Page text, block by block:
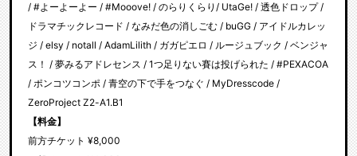
/ #よーよーよー / #Mooove! / のらりくらり/ UtaGe! / 透色ドロップ /
ドラマチックレコード / なみだ色の消しごむ / buGG / アイドルカレッ
ジ / elsy / notall / AdamLilith / ガガピエロ / ルージュブック / ベンジャ
ス！ / 夢みるアドレセンス / 1つ足りない賽は投げられた / #PEXACOA
/ ポンコツコンポ / 青空の下で手をつなぐ / MyDresscode /
ZeroProject Z2-A1.B1
【料金】
前方チケット ¥8,000